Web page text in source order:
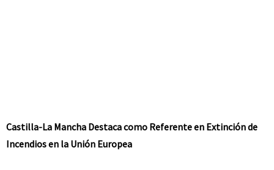
Castilla-La Mancha Destaca como Referente en Extinción de
Incendios en la Unión Europea